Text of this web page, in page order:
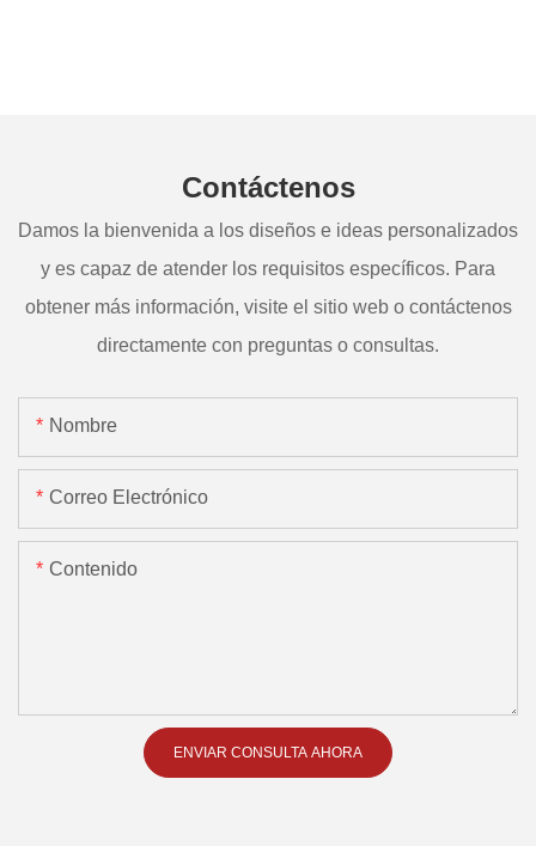
Contáctenos
Damos la bienvenida a los diseños e ideas personalizados
y es capaz de atender los requisitos específicos. Para
obtener más información, visite el sitio web o contáctenos
directamente con preguntas o consultas.
Nombre
Correo Electrónico
Contenido
ENVIAR CONSULTA AHORA